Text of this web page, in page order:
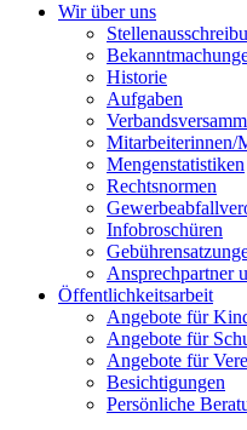
Wir über uns
Historie
Aufgaben
Mitarbeiterinnen/
Mengenstatistiken
Rechtsnormen
Infobroschüren
Ansprechpartner
Öffentlichkeitsarbeit
Angebote für
Angebote für
Angebote für
Besichtigungen
Persönliche